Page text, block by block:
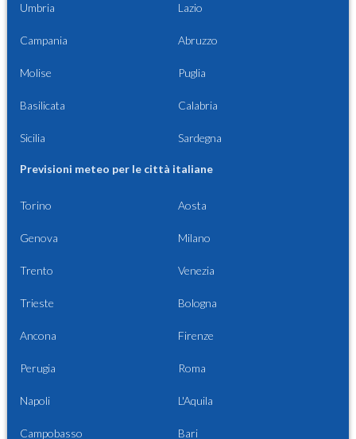
Umbria Lazio
Campania Abruzzo
Molise Puglia
Basilicata Calabria
Sicilia Sardegna
Previsioni meteo per le città italiane
Torino Aosta
Genova Milano
Trento Venezia
Trieste Bologna
Ancona Firenze
Perugia Roma
Napoli L'Aquila
Campobasso Bari